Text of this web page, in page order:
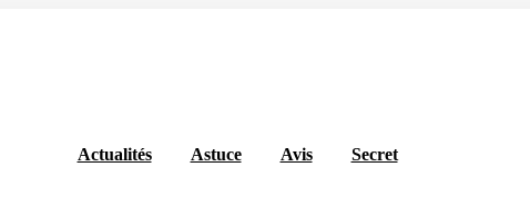
Actualités Astuce Avis Secret